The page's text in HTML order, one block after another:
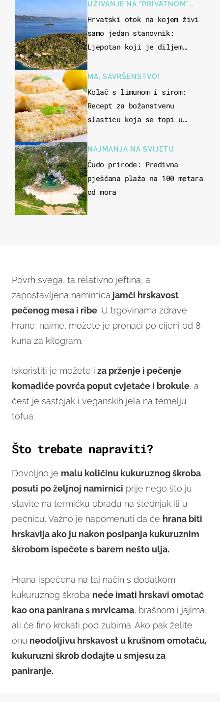
UŽIVANJE NA "PRIVATNOM"
OTOKU
Hrvatski otok na kojem živi
samo jedan stanovnik:
Ljepotan koji je diljem
"bijelom zlatu"
MA, SAVRŠENSTVO!
Kolač s limunom i sirom:
Recept za božanstvenu
slasticu koja se topi u
NAJMANJA NA SVIJETU
Čudo prirode: Predivna
pješčana plaža na 100 metara
od mora
Povrh svega, ta relativno jeftina, a
zapostavljena namirnica jamči hrskavost
pečenog mesa i ribe. U trgovinama zdrave
hrane, naime, možete je pronaći po cijeni od 8
kuna za kilogram.
Iskoristiti je možete i za prženje i pečenje
komadiće povrća poput cvjetače i brokule, a
čest je sastojak i veganskih jela na temelju
tofua.
Što trebate napraviti?
Dovoljno je malu količinu kukuruznog škroba
posuti po željnoj namirnici prije nego što ju
stavite na termičku obradu na štednjak ili u
pećnicu. Važno je napomenuti da će hrana biti
hrskavija ako ju nakon posipanja kukuruznim
škrobom ispečete s barem nešto ulja.
Hrana ispečena na taj način s dodatkom
kukuruznog škroba neće imati hrskavi omotač
kao ona panirana s mrvicama, brašnom i jajima,
ali će fino krckati pod zubima. Ako pak želite
onu neodoljivu hrskavost u krušnom omotaču,
kukuruzni škrob dodajte u smjesu za
paniranje.